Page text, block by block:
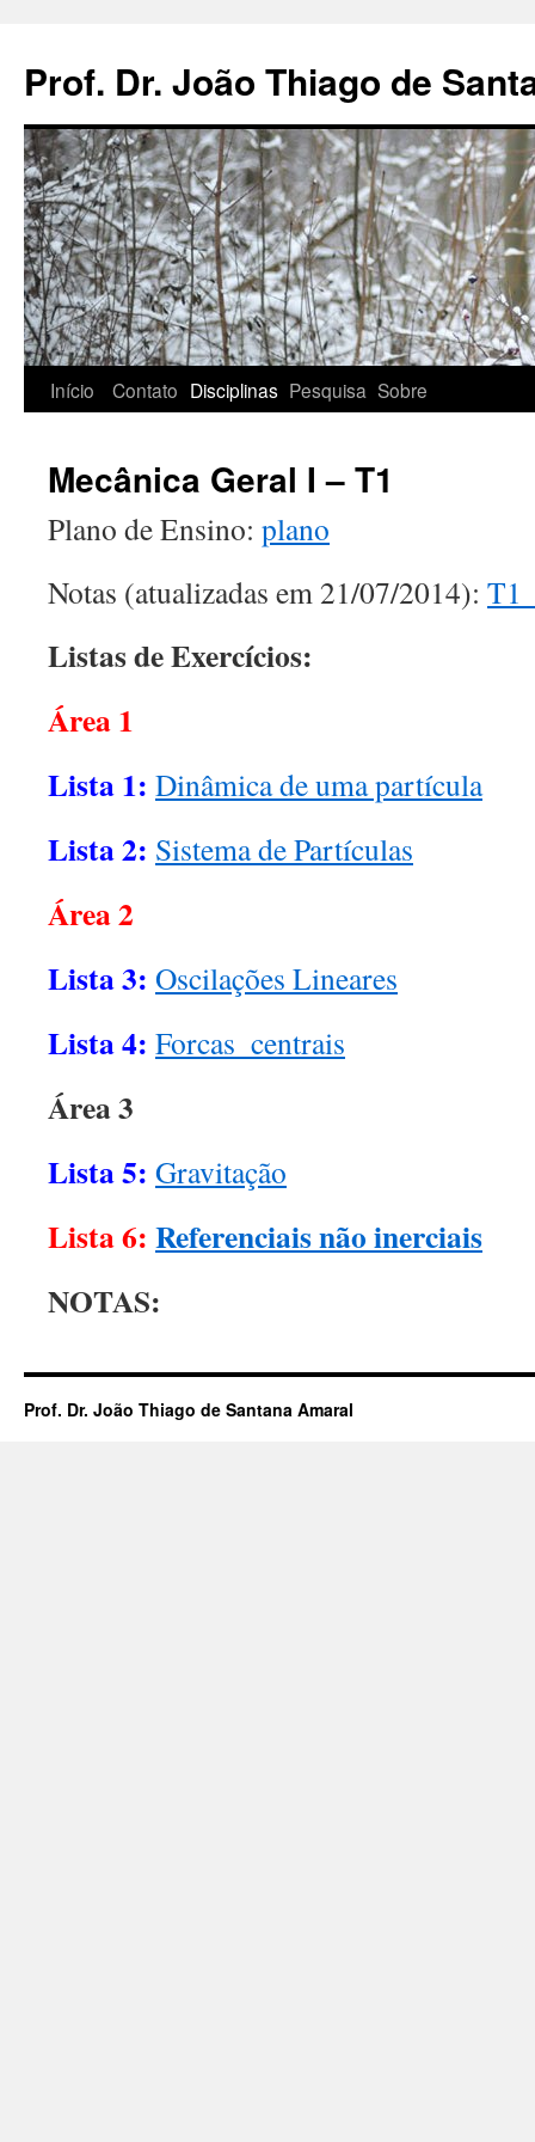
conteúdo
Prof. Dr. João Thiago de
Início Contato Disciplinas Pesquisa Sobre
Mecânica Geral I – T1
Plano de Ensino: plano
Notas (atualizadas em 21/07/2014):
Listas de Exercícios:
Área 1
Lista 1: Dinâmica de uma partícula
Lista 2: Sistema de Partículas
Área 2
Lista 3: Oscilações Lineares
Lista 4: Forcas_centrais
Área 3
Lista 5: Gravitação
Lista 6: Referenciais não inerciais
NOTAS:
Prof. Dr. João Thiago de Santana Amaral